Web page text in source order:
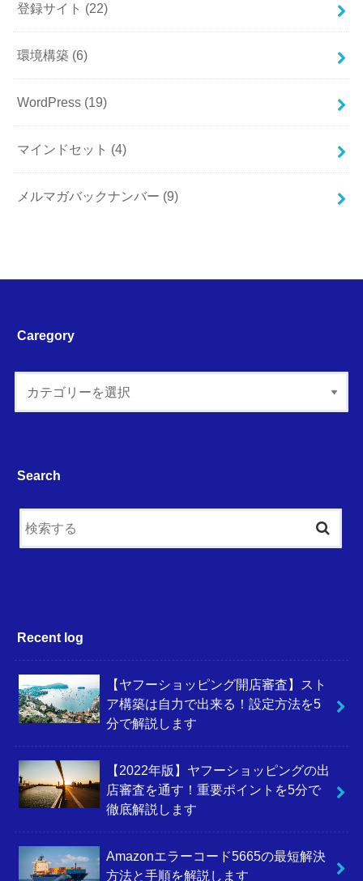
登録サイト (22)
環境構築 (6)
WordPress (19)
マインドセット (4)
メルマガバックナンバー (9)
Caregory
Search
Recent log
【ヤフーショッピング開店審査】スト
ア構築は自力で出来る！設定方法を5
分で解説します
【2022年版】ヤフーショッピングの出
店審査を通す！重要ポイントを5分で
徹底解説します
Amazonエラーコード5665の最短解決
方法と手順を解説します